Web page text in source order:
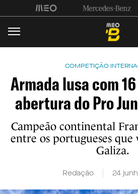
COMPETIÇÃO
Armada lusa com
abertura do Pro
Campeão continental
entre os portugueses
Galiza.
Redação 24